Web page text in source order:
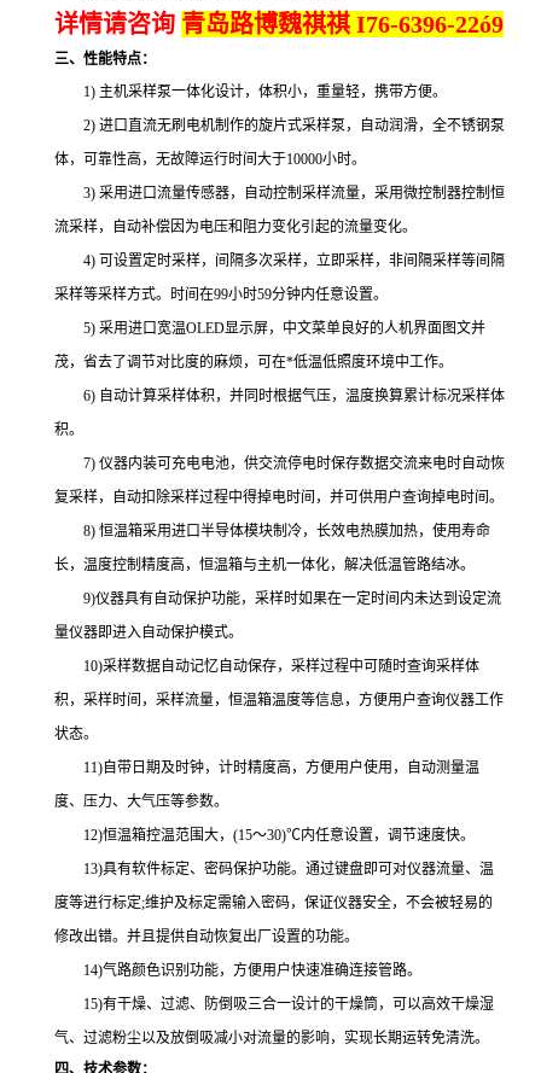
详情请咨询 青岛路博魏祺祺 I76-6396-22ó9
三、性能特点：
1) 主机采样泵一体化设计，体积小，重量轻，携带方便。
2) 进口直流无刷电机制作的旋片式采样泵，自动润滑，全不锈钢泵
体，可靠性高，无故障运行时间大于10000小时。
3) 采用进口流量传感器，自动控制采样流量，采用微控制器控制恒
流采样，自动补偿因为电压和阻力变化引起的流量变化。
4) 可设置定时采样，间隔多次采样，立即采样，非间隔采样等间隔
采样等采样方式。时间在99小时59分钟内任意设置。
5) 采用进口宽温OLED显示屏，中文菜单良好的人机界面图文并
茂，省去了调节对比度的麻烦，可在*低温低照度环境中工作。
6) 自动计算采样体积，并同时根据气压，温度换算累计标况采样体
积。
7) 仪器内装可充电电池，供交流停电时保存数据交流来电时自动恢
复采样，自动扣除采样过程中得掉电时间，并可供用户查询掉电时间。
8) 恒温箱采用进口半导体模块制冷，长效电热膜加热，使用寿命
长，温度控制精度高，恒温箱与主机一体化，解决低温管路结冰。
9)仪器具有自动保护功能，采样时如果在一定时间内未达到设定流
量仪器即进入自动保护模式。
10)采样数据自动记忆自动保存，采样过程中可随时查询采样体
积，采样时间，采样流量，恒温箱温度等信息，方便用户查询仪器工作
状态。
11)自带日期及时钟，计时精度高，方便用户使用，自动测量温
度、压力、大气压等参数。
12)恒温箱控温范围大，(15～30)℃内任意设置，调节速度快。
13)具有软件标定、密码保护功能。通过键盘即可对仪器流量、温
度等进行标定;维护及标定需输入密码，保证仪器安全，不会被轻易的
修改出错。并且提供自动恢复出厂设置的功能。
14)气路颜色识别功能，方便用户快速准确连接管路。
15)有干燥、过滤、防倒吸三合一设计的干燥筒，可以高效干燥湿
气、过滤粉尘以及放倒吸减小对流量的影响，实现长期运转免清洗。
四、技术参数：